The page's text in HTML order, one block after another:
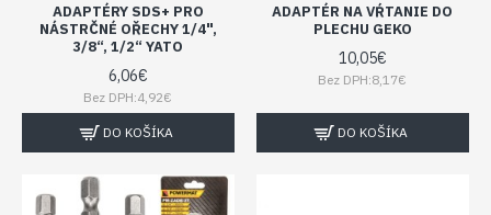
ADAPTÉRY SDS+ PRO
NÁSTRČNÉ OŘECHY 1/4",
3/8“, 1/2“ YATO
6,06€
Bez DPH:4,92€
DO KOŠÍKA
ADAPTÉR NA VŔTANIE DO
PLECHU GEKO
10,05€
Bez DPH:8,17€
DO KOŠÍKA